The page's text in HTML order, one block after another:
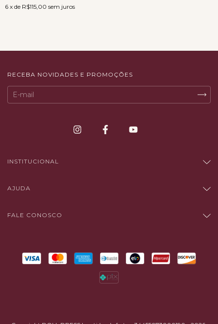
6 x de R$115,00 sem juros
RECEBA NOVIDADES E PROMOÇÕES
INSTITUCIONAL
AJUDA
FALE CONOSCO